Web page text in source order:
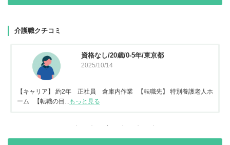
介護職クチコミ
資格なし/20歳/0-5年/東京都
2025/10/14
【キャリア】 約2年 正社員 倉庫内作業 【転職先】 特別養護老人ホ
ーム 【転職の目...もっと見る